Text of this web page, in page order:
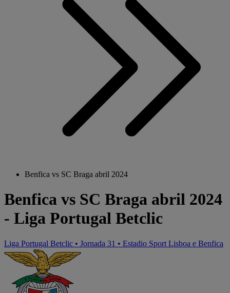
Benfica vs SC Braga abril 2024
Benfica vs SC Braga abril 2024
- Liga Portugal Betclic
Liga Portugal Betclic • Jornada 31 • Estadio Sport Lisboa e Benfica